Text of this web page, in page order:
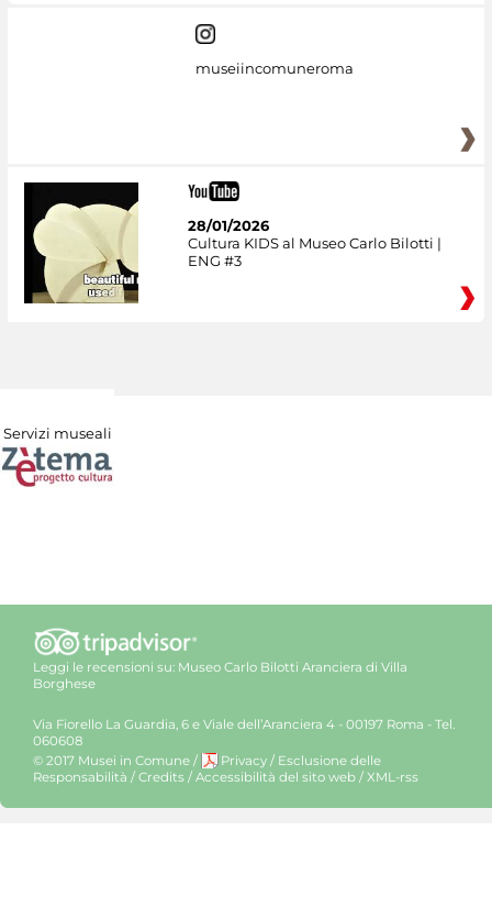
museiincomuneroma
28/01/2026
Cultura KIDS al Museo Carlo Bilotti |
ENG #3
Servizi museali
Leggi le recensioni su: Museo Carlo Bilotti Aranciera di Villa
Borghese
Via Fiorello La Guardia, 6 e Viale dell’Aranciera 4 - 00197 Roma - Tel.
060608
© 2017 Musei in Comune / Privacy / Esclusione delle
Responsabilità / Credits / Accessibilità del sito web / XML-rss